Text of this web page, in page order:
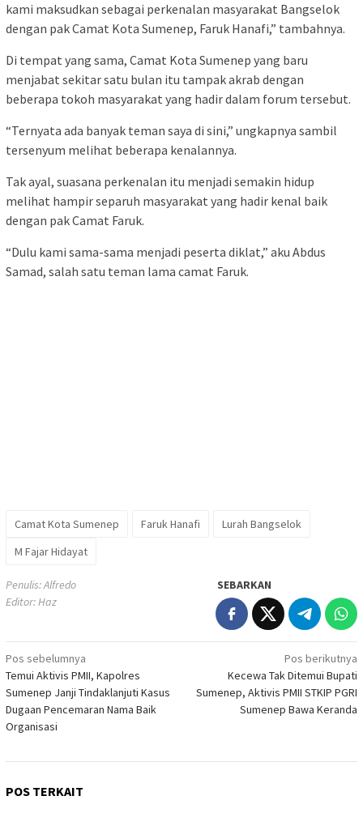
kami maksudkan sebagai perkenalan masyarakat Bangselok
dengan pak Camat Kota Sumenep, Faruk Hanafi,” tambahnya.
Di tempat yang sama, Camat Kota Sumenep yang baru
menjabat sekitar satu bulan itu tampak akrab dengan
beberapa tokoh masyarakat yang hadir dalam forum tersebut.
“Ternyata ada banyak teman saya di sini,” ungkapnya sambil
tersenyum melihat beberapa kenalannya.
Tak ayal, suasana perkenalan itu menjadi semakin hidup
melihat hampir separuh masyarakat yang hadir kenal baik
dengan pak Camat Faruk.
“Dulu kami sama-sama menjadi peserta diklat,” aku Abdus
Samad, salah satu teman lama camat Faruk.
Camat Kota Sumenep Faruk Hanafi
Lurah Bangselok
M Fajar Hidayat
Penulis: Alfredo
Editor: Haz
SEBARKAN
Navigasi
pos
Pos sebelumnya
Temui Aktivis PMII, Kapolres
Sumenep Janji Tindaklanjuti Kasus
Dugaan Pencemaran Nama Baik
Organisasi
Pos berikutnya
Kecewa Tak Ditemui Bupati
Sumenep, Aktivis PMII STKIP PGRI
Sumenep Bawa Keranda
POS TERKAIT